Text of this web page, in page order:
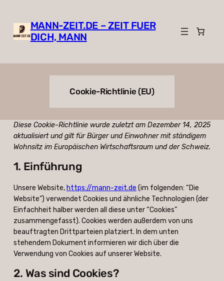
springen MANN-ZEIT.DE – ZEIT FUER
DICH, MANN
Cookie-Richtlinie (EU)
Diese Cookie-Richtlinie wurde zuletzt am Dezember 14, 2025
aktualisiert und gilt für Bürger und Einwohner mit ständigem
Wohnsitz im Europäischen Wirtschaftsraum und der Schweiz.
1. Einführung
Unsere Website, https://mann-zeit.de (im folgenden: “Die
Website”) verwendet Cookies und ähnliche Technologien (der
Einfachheit halber werden all diese unter “Cookies”
zusammengefasst). Cookies werden außerdem von uns
beauftragten Drittparteien platziert. In dem unten
stehendem Dokument informieren wir dich über die
Verwendung von Cookies auf unserer Website.
2. Was sind Cookies?